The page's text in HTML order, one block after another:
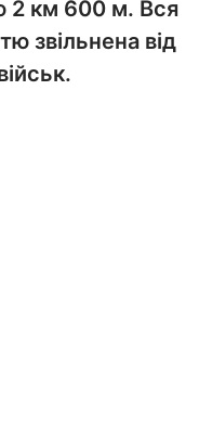
2 км 600 м. Вся
звільнена від